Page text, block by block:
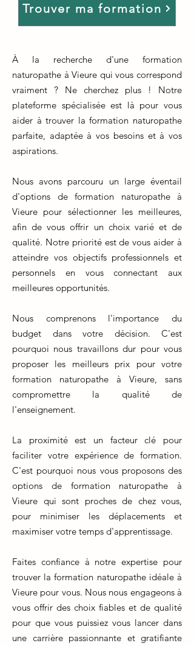
Trouver ma formation
À la recherche d'une formation
naturopathe à Vieure qui vous correspond
vraiment ? Ne cherchez plus ! Notre
plateforme spécialisée est là pour vous
aider à trouver la formation naturopathe
parfaite, adaptée à vos besoins et à vos
aspirations.
Nous avons parcouru un large éventail
d'options de formation naturopathe à
Vieure pour sélectionner les meilleures,
afin de vous offrir un choix varié et de
qualité. Notre priorité est de vous aider à
atteindre vos objectifs professionnels et
personnels en vous connectant aux
meilleures opportunités.
Nous comprenons l'importance du
budget dans votre décision. C'est
pourquoi nous travaillons dur pour vous
proposer les meilleurs prix pour votre
formation naturopathe à Vieure, sans
compromettre la qualité de
l'enseignement.
La proximité est un facteur clé pour
faciliter votre expérience de formation.
C'est pourquoi nous vous proposons des
options de formation naturopathe à
Vieure qui sont proches de chez vous,
pour minimiser les déplacements et
maximiser votre temps d'apprentissage.
Faites confiance à notre expertise pour
trouver la formation naturopathe idéale à
Vieure pour vous. Nous nous engageons à
vous offrir des choix fiables et de qualité
pour que vous puissiez vous lancer dans
une carrière passionnante et gratifiante